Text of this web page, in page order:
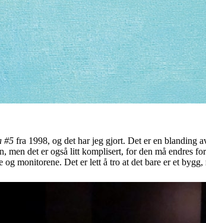
#5 fra 1998, og det har jeg gjort. Det er en blanding
det er også litt komplisert, for den må endres
monitorene. Det er lett å tro at det bare er et